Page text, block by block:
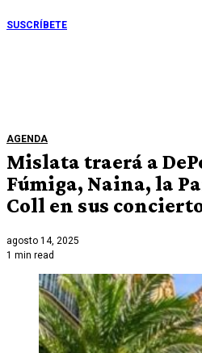
SUSCRÍBETE
AGENDA
Mislata traerá a
Fúmiga, Naina, la
Coll en sus
agosto 14, 2025
1 min read